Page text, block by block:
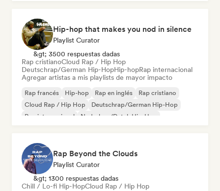
Hip-hop that makes you nod in silence
Playlist Curator
&gt; 3500 respuestas dadas
Rap cristianoCloud Rap / Hip Hop
Deutschrap/German Hip-HopHip-hopRap internacional
Agregar artistas a mis playlists de mayor impacto
Rap francés Hip-hop Rap en inglés
Rap cristiano
Cloud Rap / Hip Hop
Deutschrap/German Hip-Hop
Rap internacional
Nederhop/Dutch Hip-Hop
Rap Beyond the Clouds
Playlist Curator
&gt; 1300 respuestas dadas
Chill / Lo-fi Hip-HopCloud Rap / Hip Hop